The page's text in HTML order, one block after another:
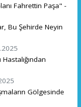
Fahrettin Paşa" -
Bu Şehirde Neyin
Gölgesinde